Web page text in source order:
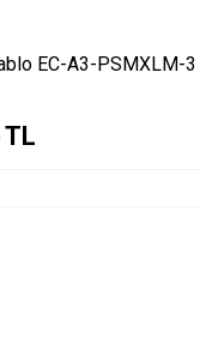
EC-A3-PSMXLM-3
TL